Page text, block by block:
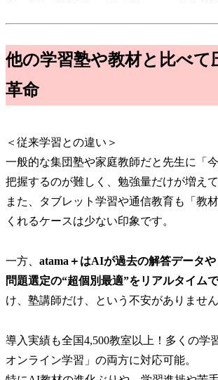
他の学習塾や教材と比べ
革命
＜従来学習との違い＞
一般的な集団塾や家庭教師だと先生に「
把握するのが難しく、勉強量だけが増え
また、タブレット学習や通信教育も「教
くれるケースは少ない印象です。
一方、 atama＋はAIが過去の解答データ
問題選定の“超個別最適”をリアルタイム
け、塾講師だけ、という不安がありません
導入実績も全国4,500教室以上！多くの学
オンライン学習」の両方に対応可能。